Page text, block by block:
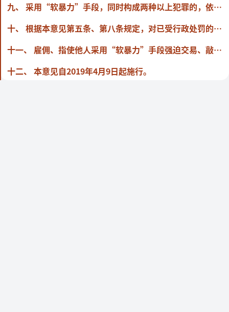
九、 采用“软暴力”手段，同时构成两种以上犯罪的，依法按照处罚较重的犯罪定罪处罚，法律另有规定的除外。
十、 根据本意见第五条、第八条规定，对已受行政处罚的行为追究刑事责任的，行为人先前所受的行政拘留处罚应当折抵刑期，罚款应当抵扣罚金。
十一、 雇佣、指使他人采用“软暴力”手段强迫交易、敲诈勒索，构成强迫交易罪、敲诈勒索罪的，对雇佣者、指使者，一般应当以共同犯罪中的主犯论处。
十二、 本意见自2019年4月9日起施行。